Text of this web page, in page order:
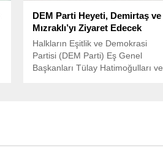
DEM Parti Heyeti, Demirtaş ve
Mızraklı’yı Ziyaret Edecek
Halkların Eşitlik ve Demokrasi
Partisi (DEM Parti) Eş Genel
Başkanları Tülay Hatimoğulları ve